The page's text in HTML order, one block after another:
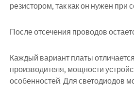
резистором, так как он нужен при
После отсечения проводов
Каждый вариант платы
производителя, мощности
особенностей. Для светодиодов